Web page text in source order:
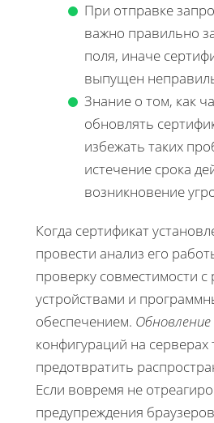
При отправке
важно правильно
поля, иначе
выпущен
Знание о том, как
обновлять
избежать таких
истечение срока
возникновение
Когда сертификат
провести анализ его
проверку совместимости
устройствами и
обеспечением.
конфигураций на
предотвратить
Если вовремя не
предупреждения